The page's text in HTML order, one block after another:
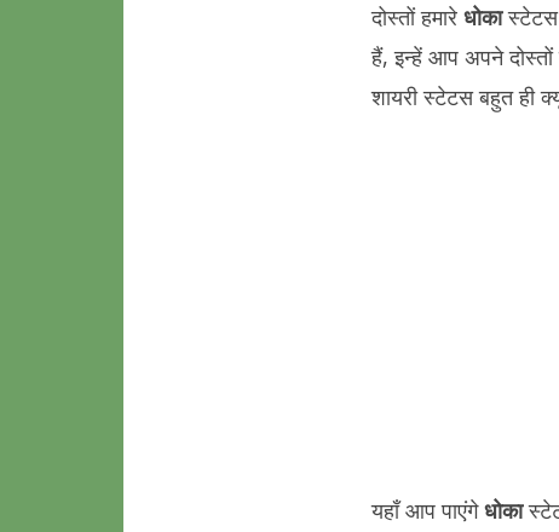
दोस्तों हमारे धोकास्टेटस
हैं, इन्हें आप अपने
शायरी स्टेटस बहुत ही
यहाँ आप पाएंगेधोका